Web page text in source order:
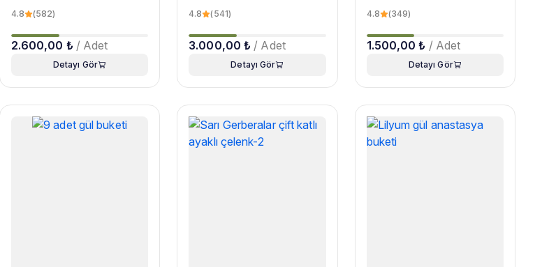
4.8 (582)
2.600,00 ₺ / Adet
Detayı Gör
4.8 (541)
3.000,00 ₺ / Adet
Detayı Gör
4.8 (349)
1.500,00 ₺ / Adet
Detayı Gör